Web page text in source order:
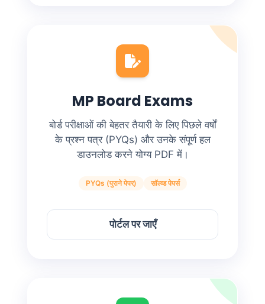
MP Board Exams
बोर्ड परीक्षाओं की बेहतर तैयारी के लिए पिछले वर्षों
के प्रश्न पत्र (PYQs) और उनके संपूर्ण हल
डाउनलोड करने योग्य PDF में।
PYQs (पुराने पेपर) सॉल्व्ड पेपर्स
पोर्टल पर जाएँ